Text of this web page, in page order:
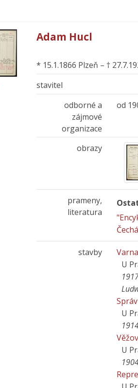
Adam Hucl
* 15.1.1866 Plzeň – †
stavitel
odborné a
zájmové
organizace
od
obrazy
prameny,
literatura
stavby
U
U
U